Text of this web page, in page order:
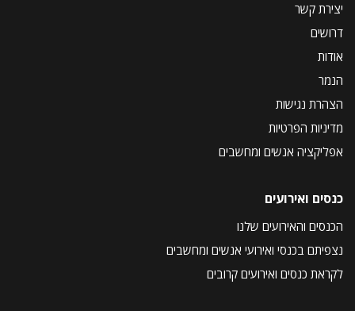
יצירת קשר
דרושים
אודות
הנמר
הצהרת נגישות
מדיניות הפרטיות
אפליקציה אנשים ומחשבים
כנסים ואירועים
הכנסים והאירועים שלנו
נצפיתם בכנסי ואירועי אנשים ומחשבים
לקראת כנסים ואירועים קרובים